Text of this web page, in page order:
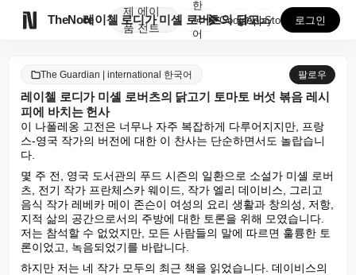
TheNote
제
품
에이
전트
레이첼 로디가 미셸 로버츠의 닭고기 토마토 버섯 볶음 ...
한
국
어
GooglePlay
AppStore 로그인
The Guardian | international 한국어 팔로우
레이첼 로디가 미셸 로버츠의 닭고기 토마토 버섯 볶음 레시
피에 바치는 헌사
이 나폴레옹 고전은 너무나 자주 복잡하게 다루어지지만, 프랑
스-영국 작가의 버전에 대한 이 찬사는 단순하면서도 놀랍습니
다.
몇 주 전, 영국 도서관의 푸드 시즌의 일환으로 소설가 미셸 로버
츠, 전기 작가 프란체스카 웨이드, 작가 엘리 데이비스, 그리고
음식 작가 레베카 메이 존슨이 여성의 요리 생활과 창의성, 저항,
지적 삶의 공간으로서의 주방에 대한 토론을 위해 모였습니다.
저는 참석할 수 없었지만, 모든 사람들의 말에 따르면 훌륭한 토
론이었고, 녹음되었기를 바랍니다.
하지만 저는 네 작가 모두의 최근 책을 읽었습니다. 데이비스의